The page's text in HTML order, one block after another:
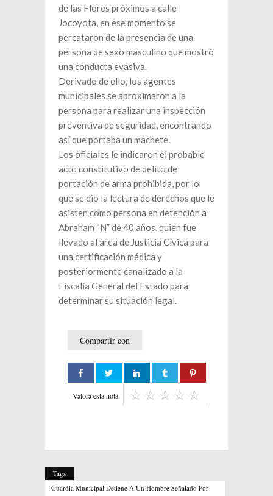
de las Flores próximos a calle
Jocoyota, en ese momento se
percataron de la presencia de una
persona de sexo masculino que mostró
una conducta evasiva.
Derivado de ello, los agentes
municipales se aproximaron a la
persona para realizar una inspección
preventiva de seguridad, encontrando
así que portaba un machete.
Los oficiales le indicaron el probable
acto constitutivo de delito de
portación de arma prohibida, por lo
que se dio la lectura de derechos que le
asisten como persona en detención a
Abraham “N” de 40 años, quien fue
llevado al área de Justicia Cívica para
una certificación médica y
posteriormente canalizado a la
Fiscalía General del Estado para
determinar su situación legal.
Compartir con
Valora esta nota
Tags
Guardia Municipal Detiene A Un Hombre Señalado Por